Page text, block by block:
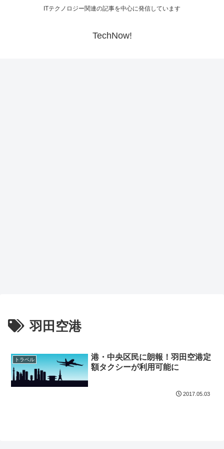
ITテクノロジー関連の記事を中心に発信しています
TechNow!
羽田空港
トラベル
港・中央区民に朗報！羽田空港定
額タクシーが利用可能に
2017.05.03